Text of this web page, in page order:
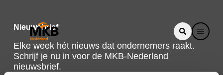
Nieuwsbrief
Elke week hét nieuws dat ondernemers raakt.
Schrijf je nu in voor de MKB-Nederland
nieuwsbrief.